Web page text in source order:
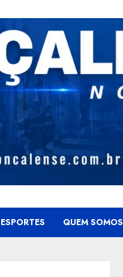
ESPORTES QUEM SOMOS